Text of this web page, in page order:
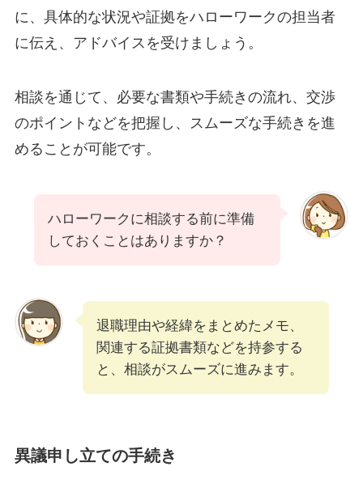
に、具体的な状況や証拠をハローワークの担当者
に伝え、アドバイスを受けましょう。
相談を通じて、必要な書類や手続きの流れ、交渉
のポイントなどを把握し、スムーズな手続きを進
めることが可能です。
ハローワークに相談する前に準備
しておくことはありますか？
退職理由や経緯をまとめたメモ、
関連する証拠書類などを持参する
と、相談がスムーズに進みます。
異議申し立ての手続き